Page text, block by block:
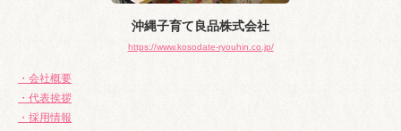
沖縄子育て良品株式会社
https://www.kosodate-ryouhin.co.jp/
・会社概要
・代表挨拶
・採用情報